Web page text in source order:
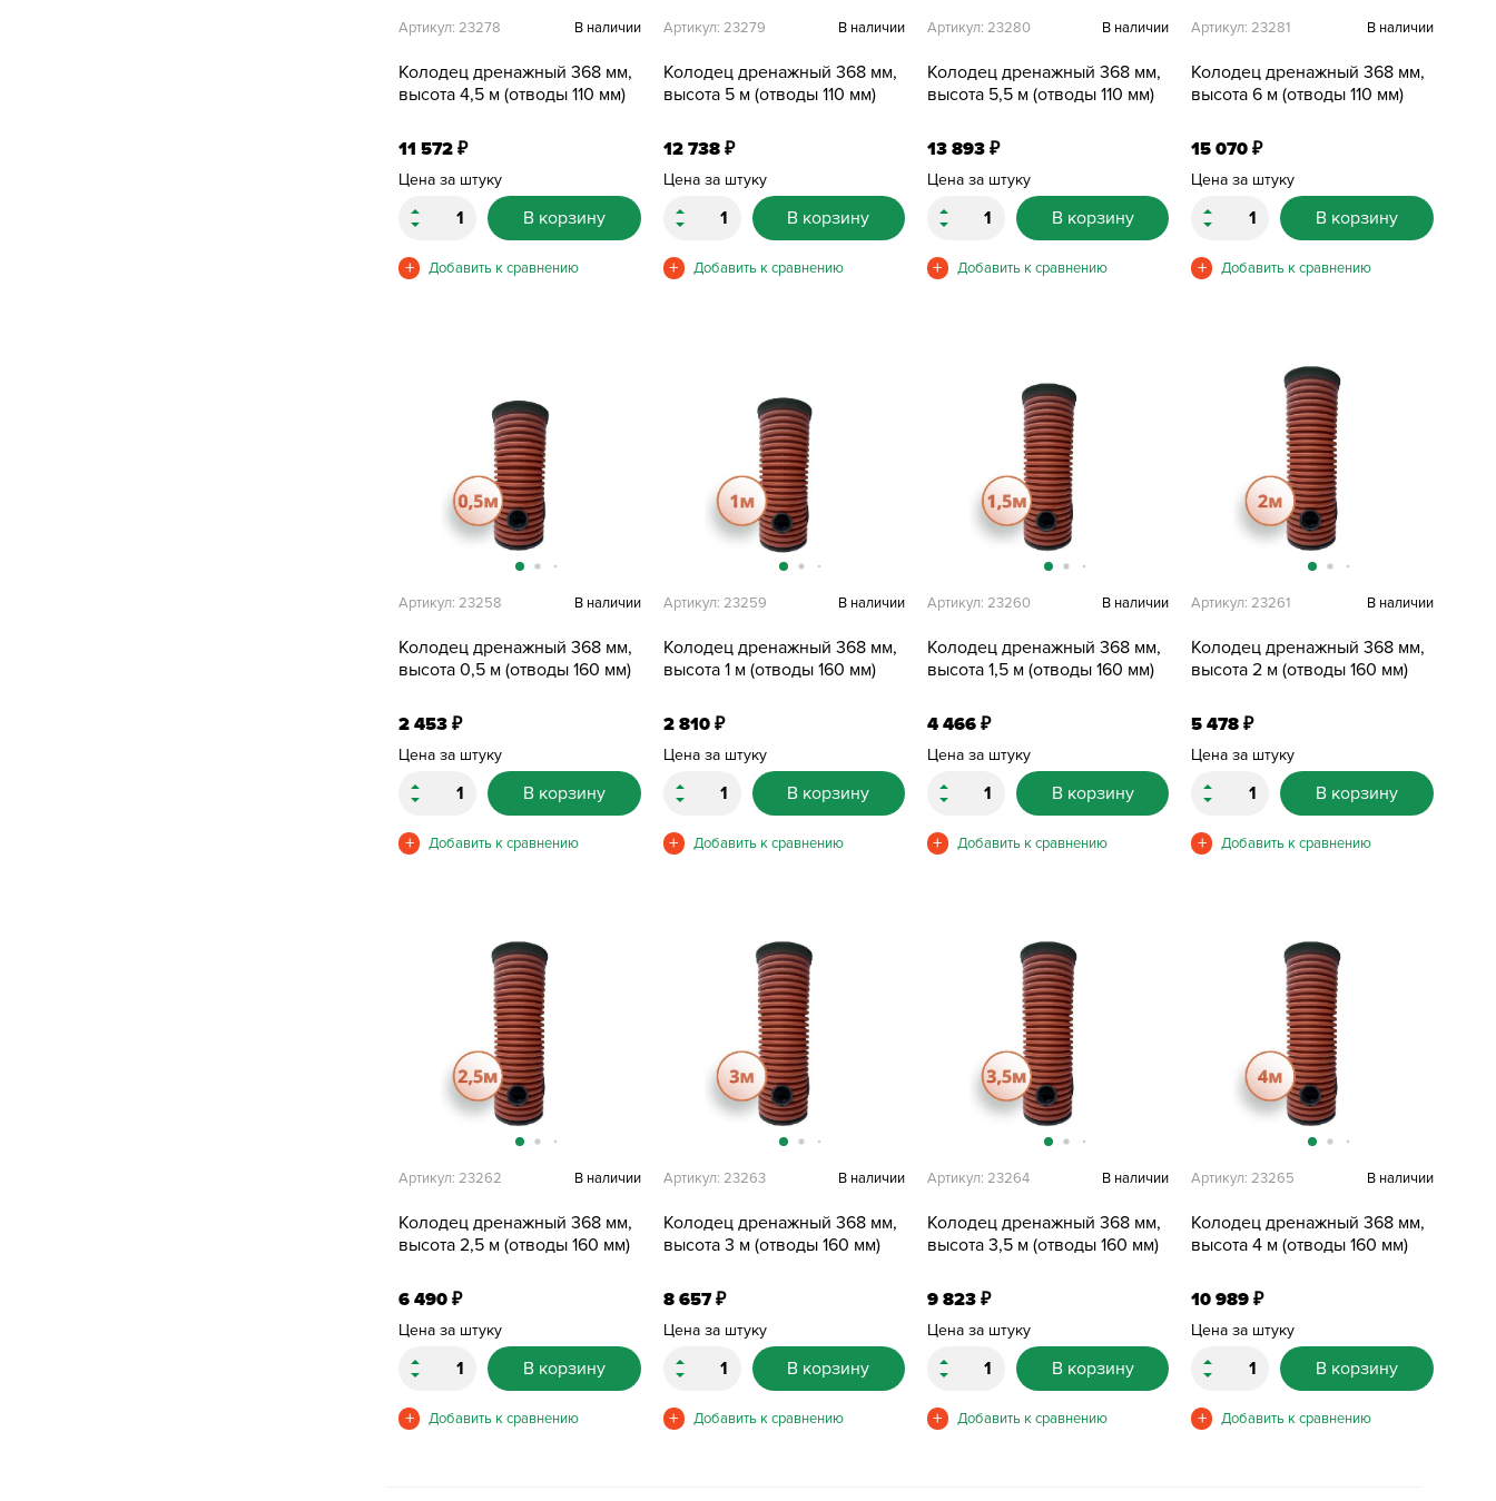
Колодец дренажный 368 мм,
высота 4,5 м (отводы 110 мм)
Артикул: 23278 В наличии
11 572₽
Цена за штуку
В корзину
Колодец дренажный 368 мм,
высота 5 м (отводы 110 мм)
Артикул: 23279 В наличии
12 738 ₽
Цена за штуку
В корзину
Колодец дренажный 368 мм,
высота 5,5 м (отводы 110 мм)
Артикул: 23280 В наличии
13 893 ₽
Цена за штуку
В корзину
Колодец дренажный 368 мм,
высота 6 м (отводы 110 мм)
Артикул: 23281 В наличии
15 070₽
Цена за штуку
В корзину
Колодец дренажный 368 мм,
высота 0,5 м (отводы 160 мм)
Артикул: 23258 В наличии
2 453₽
Цена за штуку
В корзину
Колодец дренажный 368 мм,
высота 1 м (отводы 160 мм)
Артикул: 23259 В наличии
2 810 ₽
Цена за штуку
В корзину
Колодец дренажный 368 мм,
высота 1,5 м (отводы 160 мм)
Артикул: 23260 В наличии
4 466 ₽
Цена за штуку
В корзину
Колодец дренажный 368 мм,
высота 2 м (отводы 160 мм)
Артикул: 23261 В наличии
5 478₽
Цена за штуку
В корзину
Колодец дренажный 368 мм,
высота 2,5 м (отводы 160 мм)
Артикул: 23262 В наличии
6 490₽
Цена за штуку
В корзину
Колодец дренажный 368 мм,
высота 3 м (отводы 160 мм)
Артикул: 23263 В наличии
8 657 ₽
Цена за штуку
В корзину
Колодец дренажный 368 мм,
высота 3,5 м (отводы 160 мм)
Артикул: 23264 В наличии
9 823 ₽
Цена за штуку
В корзину
Колодец дренажный 368 мм,
высота 4 м (отводы 160 мм)
Артикул: 23265 В наличии
10 989₽
Цена за штуку
В корзину